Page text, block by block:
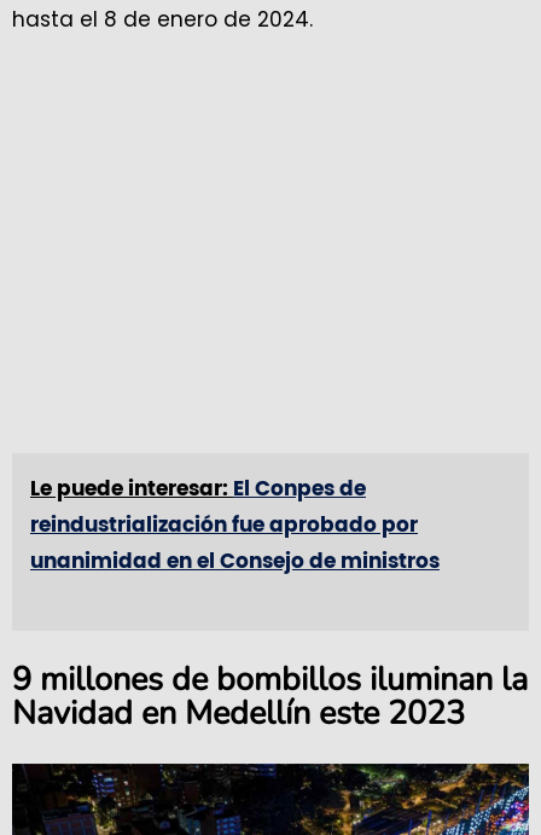
hasta el 8 de enero de 2024.
Le puede interesar: El Conpes de
reindustrialización fue aprobado por
unanimidad en el Consejo de ministros
9 millones de bombillos iluminan la
Navidad en Medellín este 2023